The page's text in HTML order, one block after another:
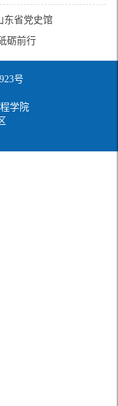
东省党史馆
砺前行
号
学院